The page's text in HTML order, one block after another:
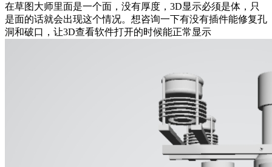
在草图大师里面是一个面，没有厚度，3D显示必须是体，只
是面的话就会出现这个情况。想咨询一下有没有插件能修复孔
洞和破口，让3D查看软件打开的时候能正常显示